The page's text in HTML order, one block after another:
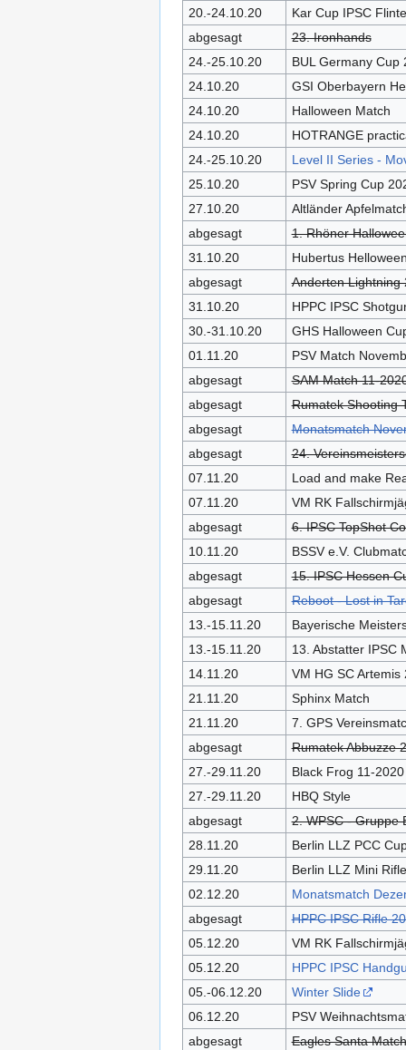
20.-24.10.20
Kar Cup IPSC
abgesagt
23. Ironhands
24.-25.10.20
BUL Germany Cup
24.10.20
GSI Oberbayern
24.10.20
Halloween Match
24.10.20
HOTRANGE
24.-25.10.20
Level II Series -
25.10.20
PSV Spring Cup
27.10.20
Altländer
abgesagt
1. Rhöner
31.10.20
Hubertus
abgesagt
Anderten Lightning
31.10.20
HPPC IPSC
30.-31.10.20
GHS Halloween
01.11.20
PSV Match
abgesagt
SAM Match 11-
abgesagt
Rumatek Shooting
abgesagt
Monatsmatch
abgesagt
24.
07.11.20
Load and make
07.11.20
VM RK
abgesagt
6. IPSC TopShot
10.11.20
BSSV e.V.
abgesagt
15. IPSC Hessen
abgesagt
Reboot - Lost in
13.-15.11.20
Bayerische
13.-15.11.20
13. Abstatter IPSC
14.11.20
VM HG SC Artemis
21.11.20
Sphinx Match
21.11.20
7. GPS
abgesagt
Rumatek Abbuzze
27.-29.11.20
Black Frog 11-2020
27.-29.11.20
HBQ Style
abgesagt
2. WPSC - Gruppe
28.11.20
Berlin LLZ PCC
29.11.20
Berlin LLZ Mini
02.12.20
Monatsmatch
abgesagt
HPPC IPSC Rifle
05.12.20
VM RK
05.12.20
HPPC IPSC
05.-06.12.20
Winter Slide
06.12.20
PSV
abgesagt
Eagles Santa Match